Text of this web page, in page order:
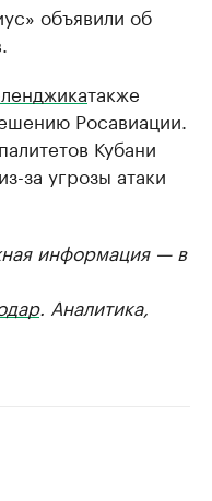
объявили об
также
Росавиации.
Кубани
за угрозы атаки
информация — в
. Аналитика,